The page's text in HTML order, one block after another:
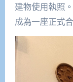
建物使用執照
成為一座正式